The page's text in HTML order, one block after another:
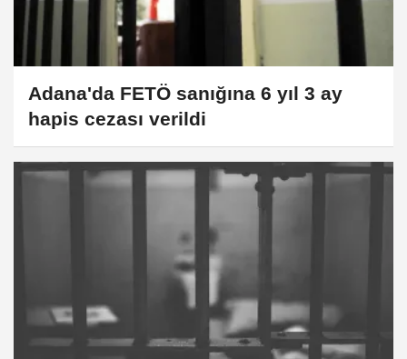
Adana'da FETÖ sanığına 6 yıl 3 ay
hapis cezası verildi